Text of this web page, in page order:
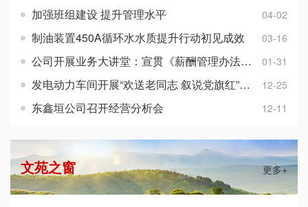
加强班组建设 提升管理水平 04-02
制油装置450A循环水水质提升行动初见成效 03-16
公司开展业务大讲堂：宣贯《薪酬管理办法（试行）》 01-31
发电动力车间开展“欢送老同志 叙说党旗红”主题党日活动 12-25
东鑫垣公司召开经营分析会 12-11
文苑之窗 更多+